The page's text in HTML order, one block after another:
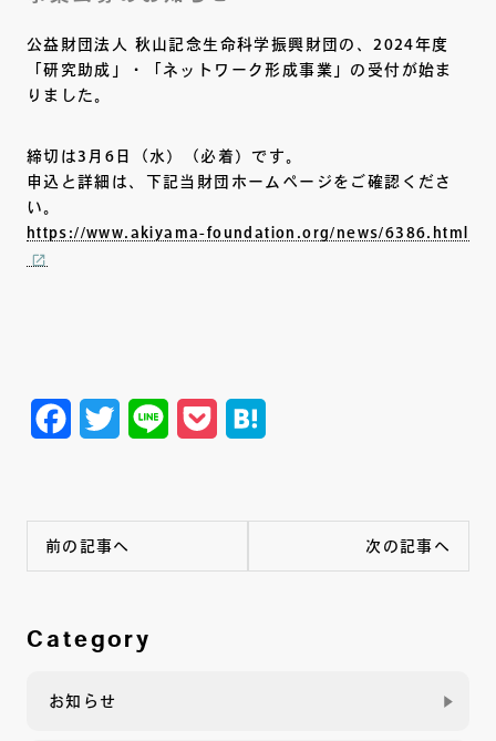
公益財団法人 秋山記念生命科学振興財団の、2024年度
「研究助成」・「ネットワーク形成事業」の受付が始ま
りました。
締切は3月6日（水）（必着）です。
申込と詳細は、下記当財団ホームページをご確認くださ
い。
https://www.akiyama-foundation.org/news/6386.html
Facebook
TwitterLine Pocket
前の記事へ 次の記事へ
Category
お知らせ